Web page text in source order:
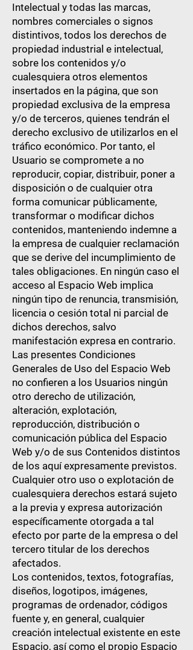
Intelectual y todas las marcas,
nombres comerciales o signos
distintivos, todos los derechos de
propiedad industrial e intelectual,
sobre los contenidos y/o
cualesquiera otros elementos
insertados en la página, que son
propiedad exclusiva de la empresa
y/o de terceros, quienes tendrán el
derecho exclusivo de utilizarlos en el
tráfico económico. Por tanto, el
Usuario se compromete a no
reproducir, copiar, distribuir, poner a
disposición o de cualquier otra
forma comunicar públicamente,
transformar o modificar dichos
contenidos, manteniendo indemne a
la empresa de cualquier reclamación
que se derive del incumplimiento de
tales obligaciones. En ningún caso el
acceso al Espacio Web implica
ningún tipo de renuncia, transmisión,
licencia o cesión total ni parcial de
dichos derechos, salvo
manifestación expresa en contrario.
Las presentes Condiciones
Generales de Uso del Espacio Web
no confieren a los Usuarios ningún
otro derecho de utilización,
alteración, explotación,
reproducción, distribución o
comunicación pública del Espacio
Web y/o de sus Contenidos distintos
de los aquí expresamente previstos.
Cualquier otro uso o explotación de
cualesquiera derechos estará sujeto
a la previa y expresa autorización
específicamente otorgada a tal
efecto por parte de la empresa o del
tercero titular de los derechos
afectados.
Los contenidos, textos, fotografías,
diseños, logotipos, imágenes,
programas de ordenador, códigos
fuente y, en general, cualquier
creación intelectual existente en este
Espacio, así como el propio Espacio